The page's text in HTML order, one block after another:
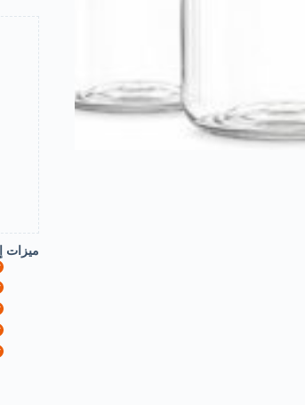
15
سم،
مجموعة
من
5/10
قطع
للارز
والحبوب
والطعام
الجاف
-
حاوية
ادوات
اضافية
ميزات